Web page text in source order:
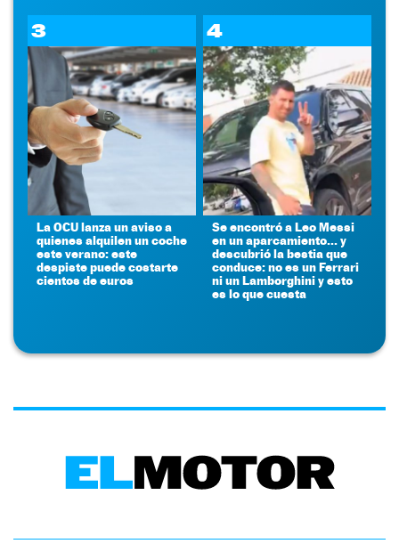
3
La OCU lanza un aviso a
quienes alquilen un coche
este verano: este
despiste puede costarte
cientos de euros
4
Se encontró a Leo Messi
en un aparcamiento... y
descubrió la bestia que
conduce: no es un Ferrari
ni un Lamborghini y esto
es lo que cuesta